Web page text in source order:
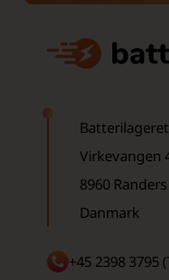
Virkevangen
8960
Danmark
+45 2398 3795